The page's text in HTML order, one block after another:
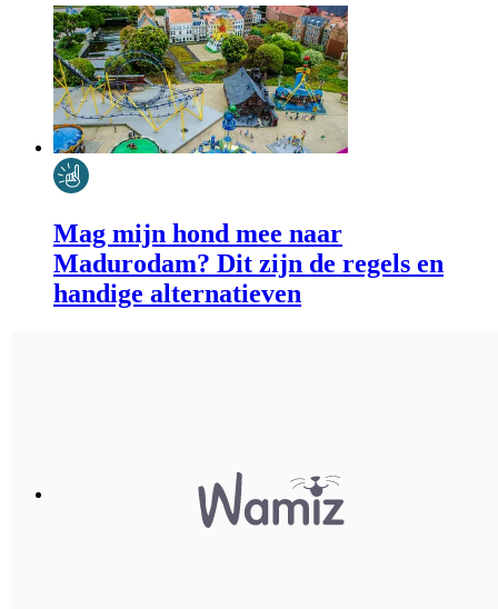
Mag mijn hond mee naar
Madurodam? Dit zijn de regels en
handige alternatieven